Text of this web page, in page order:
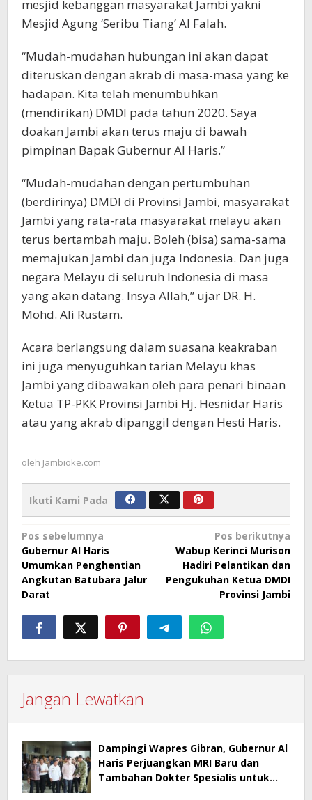
mesjid kebanggan masyarakat Jambi yakni
Mesjid Agung ‘Seribu Tiang’ Al Falah.
“Mudah-mudahan hubungan ini akan dapat
diteruskan dengan akrab di masa-masa yang ke
hadapan. Kita telah menumbuhkan
(mendirikan) DMDI pada tahun 2020. Saya
doakan Jambi akan terus maju di bawah
pimpinan Bapak Gubernur Al Haris.”
“Mudah-mudahan dengan pertumbuhan
(berdirinya) DMDI di Provinsi Jambi, masyarakat
Jambi yang rata-rata masyarakat melayu akan
terus bertambah maju. Boleh (bisa) sama-sama
memajukan Jambi dan juga Indonesia. Dan juga
negara Melayu di seluruh Indonesia di masa
yang akan datang. Insya Allah,” ujar DR. H.
Mohd. Ali Rustam.
Acara berlangsung dalam suasana keakraban
ini juga menyuguhkan tarian Melayu khas
Jambi yang dibawakan oleh para penari binaan
Ketua TP-PKK Provinsi Jambi Hj. Hesnidar Haris
atau yang akrab dipanggil dengan Hesti Haris.
oleh Jambioke.com
Ikuti Kami Pada
Navigasi
pos
Pos sebelumnya
Gubernur Al Haris
Umumkan Penghentian
Angkutan Batubara Jalur
Darat
Pos berikutnya
Wabup Kerinci Murison
Hadiri Pelantikan dan
Pengukuhan Ketua DMDI
Provinsi Jambi
Jangan Lewatkan
Dampingi Wapres Gibran, Gubernur Al
Haris Perjuangkan MRI Baru dan
Tambahan Dokter Spesialis untuk